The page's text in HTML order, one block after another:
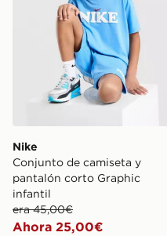
Nike
Conjunto de camiseta y
pantalón corto Graphic
infantil
era 45,00€
Ahora 25,00€